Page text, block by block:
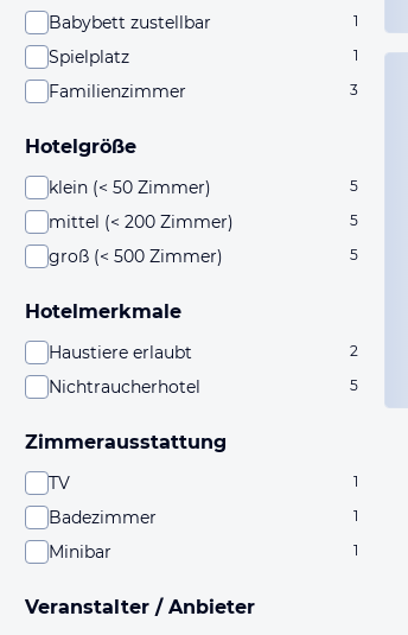
Babybett zustellbar 1
Spielplatz 1
Familienzimmer 3
Hotelgröße
klein (< 50 Zimmer) 5
mittel (< 200 Zimmer) 5
groß (< 500 Zimmer) 5
Hotelmerkmale
Haustiere erlaubt 2
Nichtraucherhotel 5
Zimmerausstattung
TV 1
Badezimmer 1
Minibar 1
Veranstalter / Anbieter